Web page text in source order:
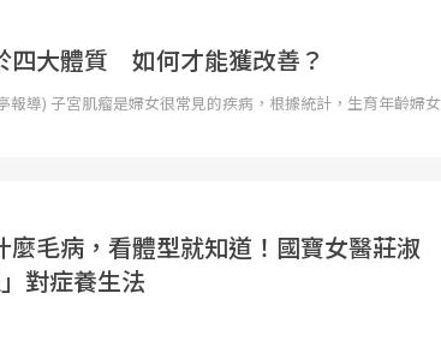
四大體質 如何才能獲改善？
報導) 子宮肌瘤是婦女很常見的疾病，根據統計，生育年齡婦女
麼毛病，看體型就知道！國寶女醫莊淑
對症養生法